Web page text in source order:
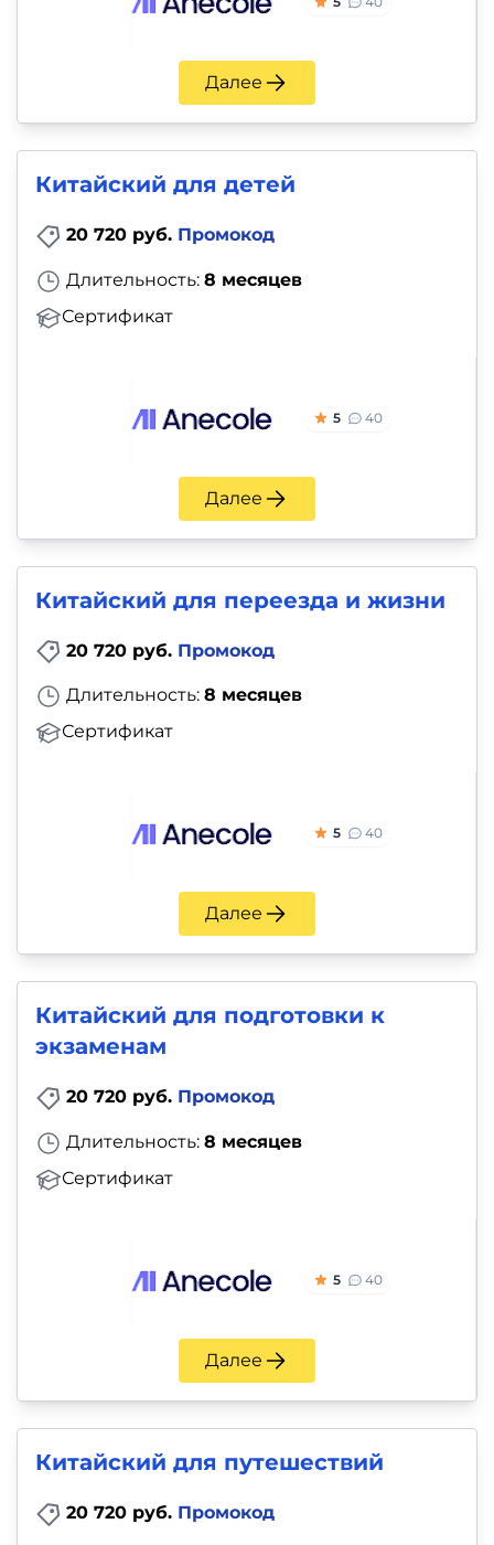
Далее
Китайский для детей
20 720 руб. Промокод
Длительность: 8 месяцев
Сертификат
5 40
Далее
Китайский для переезда и жизни
20 720 руб. Промокод
Длительность: 8 месяцев
Сертификат
5 40
Далее
Китайский для подготовки к
экзаменам
20 720 руб. Промокод
Длительность: 8 месяцев
Сертификат
5 40
Далее
Китайский для путешествий
20 720 руб. Промокод